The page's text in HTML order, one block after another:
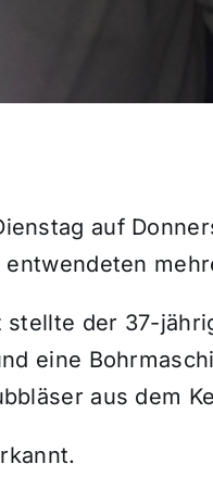
auf
stellte der 37-
eine
aus dem